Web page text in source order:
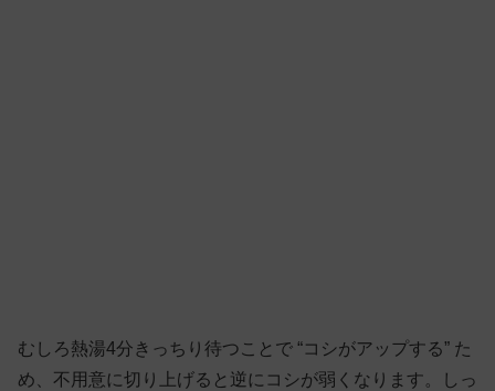
むしろ熱湯4分きっちり待つことで “コシがアップする” た
め、不用意に切り上げると逆にコシが弱くなります。しっ